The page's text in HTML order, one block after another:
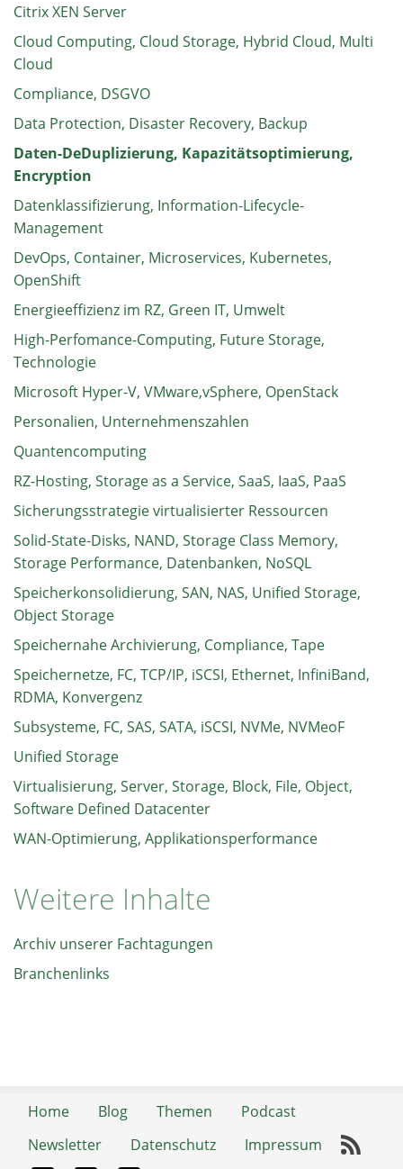
Citrix XEN Server
Cloud Computing, Cloud Storage, Hybrid Cloud, Multi
Cloud
Compliance, DSGVO
Data Protection, Disaster Recovery, Backup
Daten-DeDuplizierung, Kapazitätsoptimierung,
Encryption
Datenklassifizierung, Information-Lifecycle-
Management
DevOps, Container, Microservices, Kubernetes,
OpenShift
Energieeffizienz im RZ, Green IT, Umwelt
High-Perfomance-Computing, Future Storage,
Technologie
Microsoft Hyper-V, VMware,vSphere, OpenStack
Personalien, Unternehmenszahlen
Quantencomputing
RZ-Hosting, Storage as a Service, SaaS, IaaS, PaaS
Sicherungsstrategie virtualisierter Ressourcen
Solid-State-Disks, NAND, Storage Class Memory,
Storage Performance, Datenbanken, NoSQL
Speicherkonsolidierung, SAN, NAS, Unified Storage,
Object Storage
Speichernahe Archivierung, Compliance, Tape
Speichernetze, FC, TCP/IP, iSCSI, Ethernet, InfiniBand,
RDMA, Konvergenz
Subsysteme, FC, SAS, SATA, iSCSI, NVMe, NVMeoF
Unified Storage
Virtualisierung, Server, Storage, Block, File, Object,
Software Defined Datacenter
WAN-Optimierung, Applikationsperformance
Weitere Inhalte
Archiv unserer Fachtagungen
Branchenlinks
Home Blog Themen
Podcast
Newsletter
Datenschutz Impressum